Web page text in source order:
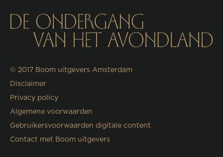
© 2017 Boom uitgevers Amsterdam
Disclaimer
Privacy policy
Algemene voorwaarden
Gebruikersvoorwaarden digitale content
Contact met Boom uitgevers